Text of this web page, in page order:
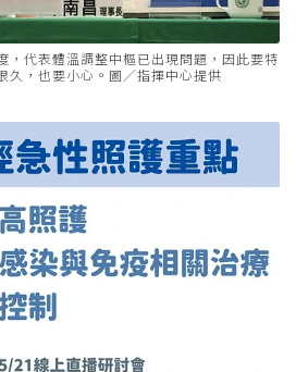
，代表體溫調整中樞已出現問題，因此要特
久，也要小心。圖／指揮中心提供